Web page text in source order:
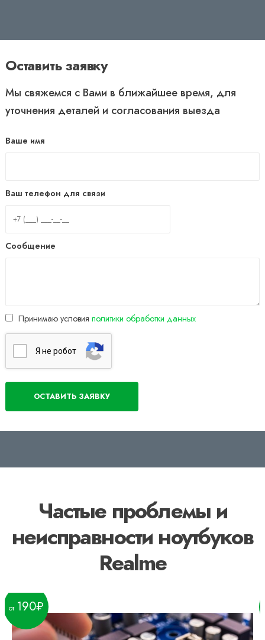
Оставить заявку
Мы свяжемся с Вами в ближайшее время, для
уточнения деталей и согласования выезда
Ваше имя
Ваш телефон для связи
Сообщение
Принимаю условия политики обработки данных
Я нe poбoт
Частые проблемы и
неисправности ноутбуков
Realme
190